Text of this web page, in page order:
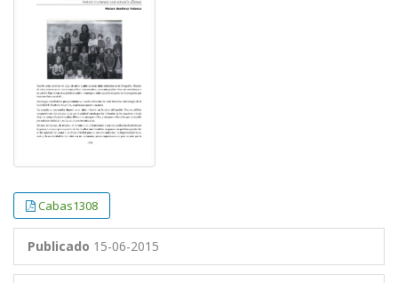
Cabas1308
Publicado 15-06-2015